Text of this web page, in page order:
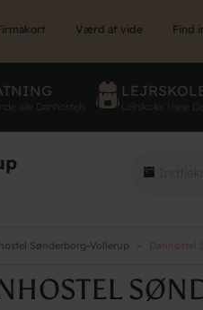
Værd at vide Find
alle Danhostels Lejrskoler i hele
Sønderborg-Vollerup